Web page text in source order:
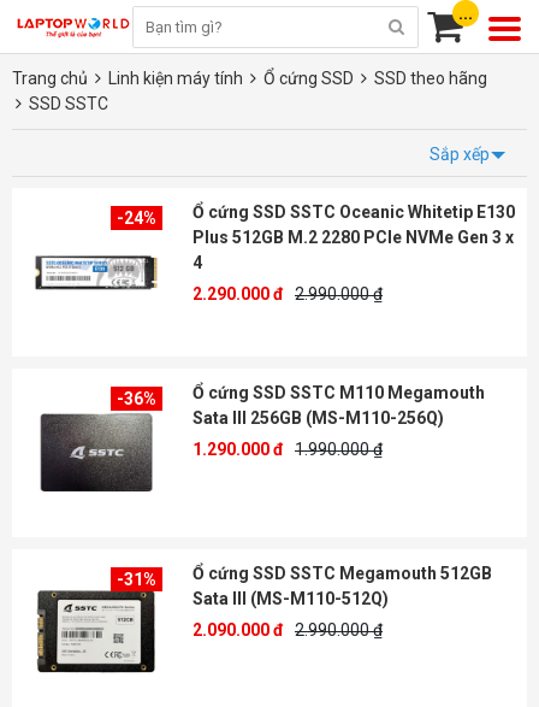
...
Trang chủ Linh kiện máy tính Ổ cứng SSD
SSD theo hãng
SSD SSTC
Sắp xếp
-24%
Ổ cứng SSD SSTC Oceanic Whitetip E130
Plus 512GB M.2 2280 PCIe NVMe Gen 3 x
4
2.290.000 đ 2.990.000 ₫
-36%
Ổ cứng SSD SSTC M110 Megamouth
Sata III 256GB (MS-M110-256Q)
1.290.000 đ 1.990.000 ₫
-31%
Ổ cứng SSD SSTC Megamouth 512GB
Sata III (MS-M110-512Q)
2.090.000 đ 2.990.000 ₫